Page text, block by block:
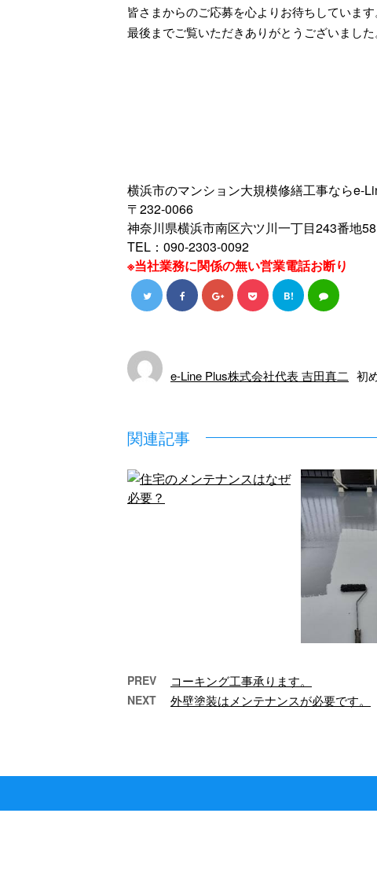
皆さまからのご応募を心よりお待ちしています
最後までご覧いただきありがとうございました
横浜市のマンション大規模修繕工事ならe-
〒232-0066
神奈川県横浜市南区六ツ川一丁目243番地58
TEL：090-2303-0092
※当社業務に関係の無い営業電話お断り
B!
e-Line Plus株式会社代表 吉田真二 初
関連記事
LinePlusです！ 外壁塗
東京都
PREV コーキング工事承ります。
NEXT 外壁塗装はメンテナンスが必要です。